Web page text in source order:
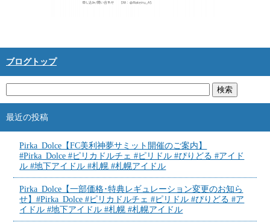
ブログトップ
最近の投稿
Pirka_Dolce【FC美利神夢サミット開催のご案内】
#Pirka_Dolce #ピリカドルチェ #ピリドル #ぴりどる #アイド
ル #地下アイドル #札幌 #札幌アイドル
Pirka_Dolce【一部価格･特典レギュレーション変更のお知ら
せ】#Pirka_Dolce #ピリカドルチェ #ピリドル #ぴりどる #ア
イドル #地下アイドル #札幌 #札幌アイドル